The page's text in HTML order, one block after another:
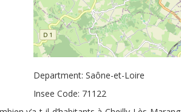
Department: Saône-et-Loire
Insee Code: 71122